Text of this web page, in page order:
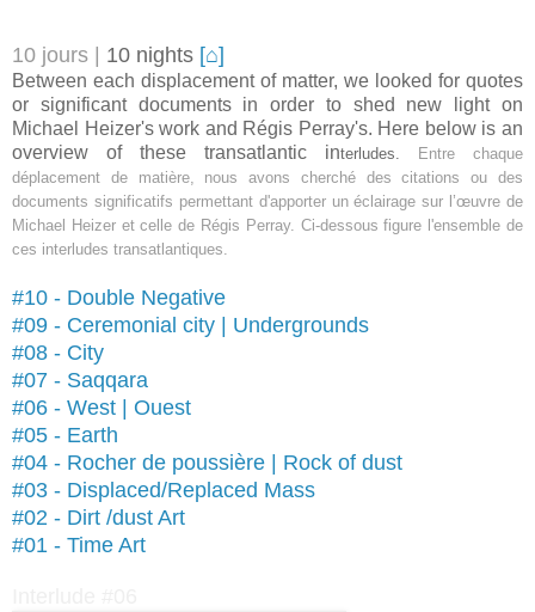
10 jours | 10 nights [⌂]
Between each displacement of matter, we looked for quotes
or significant documents in order to shed new
light on
Michael Heizer's work and Régis Perray's. Here below is an
overview of these transatlantic interludes.
Entre chaque
déplacement de matière, nous avons cherché des citations ou des
documents significatifs permettant d'apporter un éclairage sur l’œuvre de
Michael Heizer et celle de Régis Perray. Ci-dessous figure l'ensemble de
ces interludes transatlantiques.
#10 - Double Negative
#09 - Ceremonial city | Undergrounds
#08 - City
#07 - Saqqara
#06 - West | Ouest
#05 - Earth
#04 - Rocher de poussière | Rock of dust
#03 - Displaced/Replaced Mass
#02 - Dirt /dust Art
#01 - Time Art